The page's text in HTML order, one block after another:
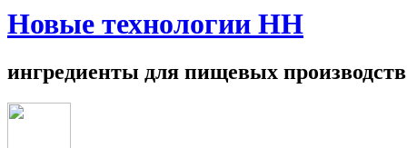
Новые технологии НН
ингредиенты для пищевых производств